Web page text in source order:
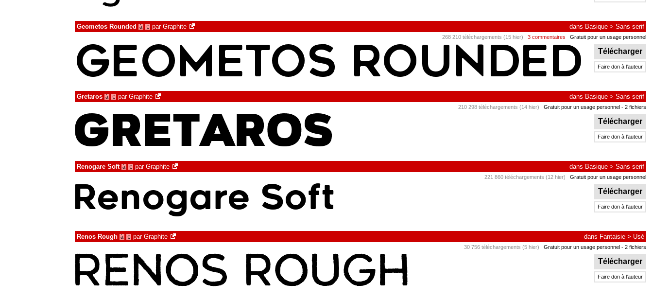
Geometos Rounded à € par Graphite dans Basique > Sans serif
268 210 téléchargements (15 hier) 3 commentaires Gratuit pour un usage personnel
Télécharger
Faire don à l'auteur
Gretaros à € par Graphite dans Basique > Sans serif
210 298 téléchargements (14 hier) Gratuit pour un usage personnel - 2 fichiers
Télécharger
Faire don à l'auteur
Renogare Soft à € par Graphite dans Basique > Sans serif
221 860 téléchargements (12 hier) Gratuit pour un usage personnel
Télécharger
Faire don à l'auteur
Renos Rough à € par Graphite dans Fantaisie > Usé
30 756 téléchargements (5 hier) Gratuit pour un usage personnel - 2 fichiers
Télécharger
Faire don à l'auteur